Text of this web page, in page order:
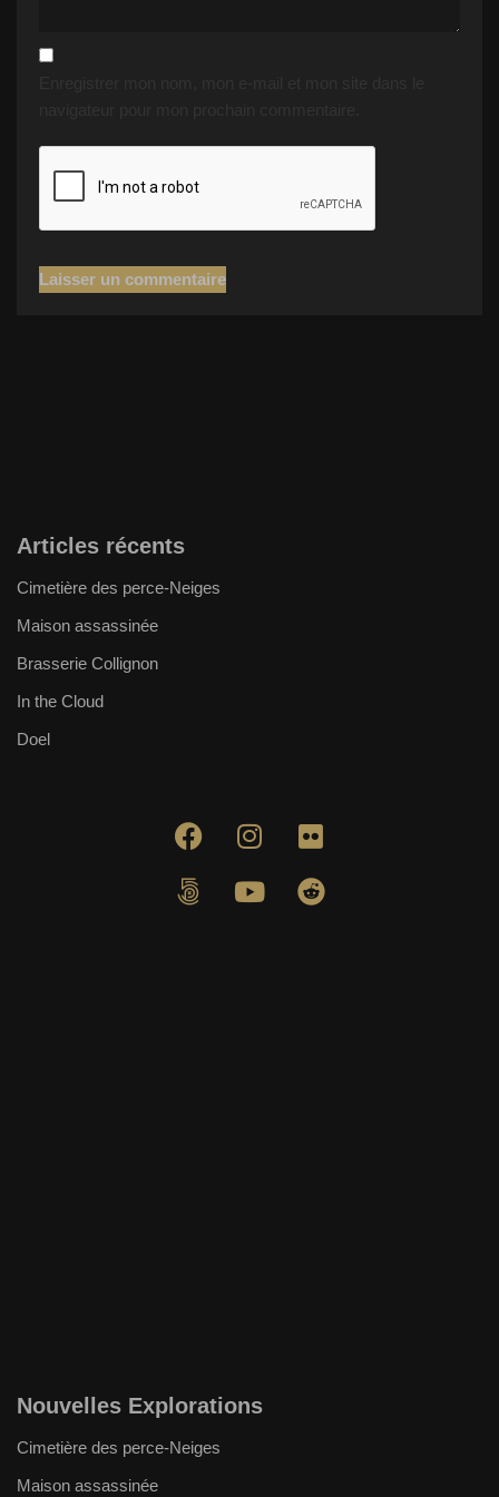
Articles récents
Cimetière des perce-Neiges
Maison assassinée
Brasserie Collignon
In the Cloud
Doel
Nouvelles Explorations
Cimetière des perce-Neiges
Maison assassinée